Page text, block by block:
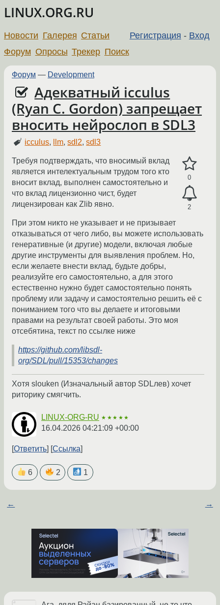
LINUX.ORG.RU
Регистрация - Вход
Новости Галерея Статьи
Форум Опросы Трекер Поиск
Форум — Development
Адекватный icculus
(Ryan C. Gordon) запрещает
вносить нейрослоп в SDL3
icculus, llm,sdl2,sdl3
0
2
Требуя подтверждать, что вносимый вклад
является интелектуальным трудом того кто
вносит вклад, выполнен самостоятельно и
что вклад лицензионно чист, будет
лицензирован как Zlib явно.
При этом никто не указывает и не призывает
отказываться от чего либо, вы можете использовать
генеративные (и другие) модели, включая любые
другие инструменты для выявления проблем. Но,
если желаете внести вклад, будьте добры,
реализуйте его самостоятельно, а для этого
естественно нужно будет самостоятельно понять
проблему или задачу и самостоятельно решить её с
пониманием того что вы делаете и итоговыми
правами на результат своей работы. Это моя
отсебятина, текст по ссылке ниже
https://github.com/libsdl-
org/SDL/pull/15353/changes
Хотя slouken (Изначальный автор SDLлев) хочет
риторику смягчить.
LINUX-ORG-RU ★★★★★
16.04.2026 04:21:09 +00:00
Ответить Ссылка
6 2 1
← →